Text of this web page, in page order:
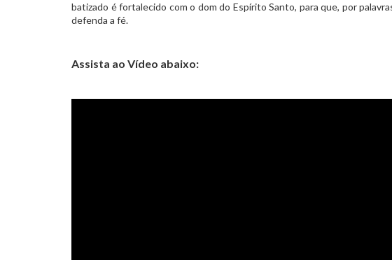
batizado é fortalecido com o dom do Espírito Santo, para que, por
defenda a fé.
Assista ao Vídeo abaixo: